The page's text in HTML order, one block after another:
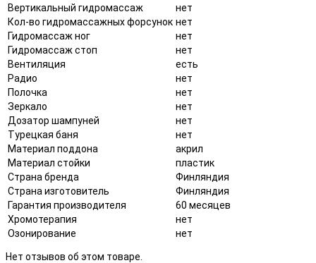
Вертикальный гидромассаж
нет
Кол-во гидромассажных форсунок нет
Гидромассаж ног
нет
Гидромассаж стоп
нет
Вентиляция
есть
Радио
нет
Полочка
нет
Зеркало
нет
Дозатор шампуней
нет
Турецкая баня
нет
Материал поддона
акрил
Материал стойки
пластик
Страна бренда
Финляндия
Страна изготовитель
Финляндия
Гарантия производителя
60 месяцев
Хромотерапия
нет
Озонирование
нет
Нет отзывов об этом товаре.